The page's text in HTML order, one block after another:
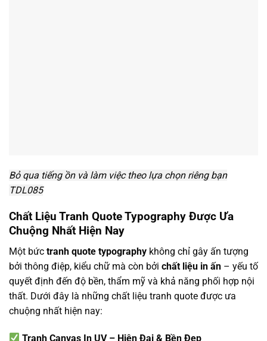
Bỏ qua tiếng ồn và làm việc theo lựa chọn riêng bạn
TDL085
Chất Liệu Tranh Quote Typography Được Ưa
Chuộng Nhất Hiện Nay
Một bức tranh quote typography không chỉ gây ấn tượng
bởi thông điệp, kiểu chữ mà còn bởi chất liệu in ấn – yếu tố
quyết định đến độ bền, thẩm mỹ và khả năng phối hợp nội
thất. Dưới đây là những chất liệu tranh quote được ưa
chuộng nhất hiện nay:
Tranh Canvas In UV – Hiện Đại & Bền Đẹp